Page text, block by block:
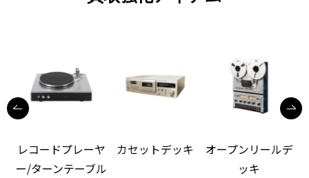
レコードプレーヤ
ー/ターンテーブル
カセットデッキ
オープンリールデ
ッキ